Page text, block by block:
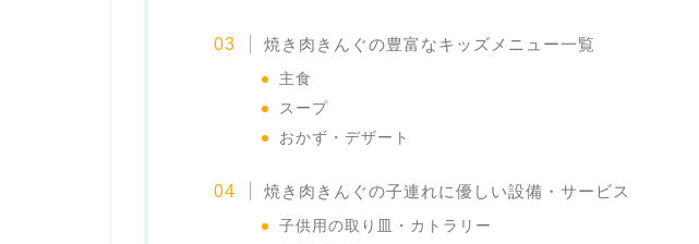
焼き肉きんぐの豊富なキッズメニュー一覧
主食
スープ
おかず・デザート
焼き肉きんぐの子連れに優しい設備・サービス
子供用の取り皿・カトラリー